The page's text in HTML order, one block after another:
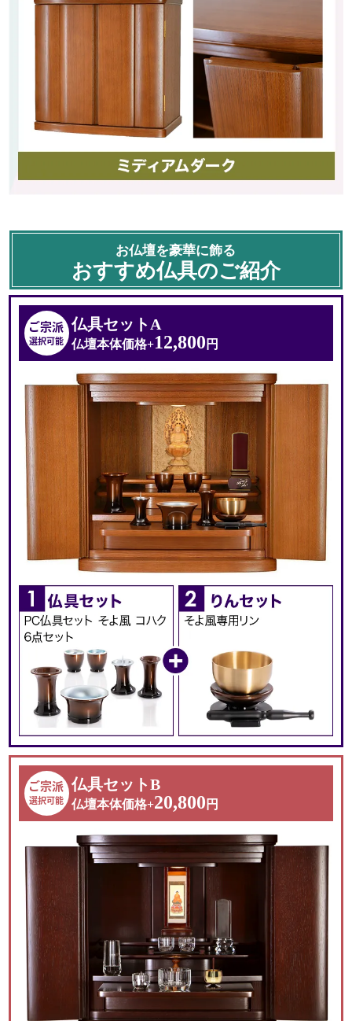
明るく長持ちのLEDライト
長寿命で消費電力は
従来の白熱級と比べて1/8ほどで環境に優しい仕様です。
また、紫外線が出ないので
お仏壇が劣化しにくいのもポイントです。
お仏壇を豪華に飾る
おすすめ仏具のご紹介
ご宗派
選択可能
仏具セットA
仏壇本体価格+12,800 円
ご宗派
選択可能
仏具セットB
仏壇本体価格+20,800 円